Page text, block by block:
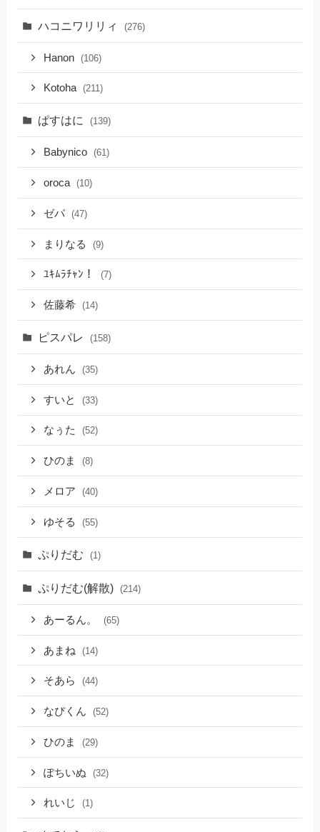
ハコニワリリィ (276)
Hanon (106)
Kotoha (211)
ぱすはに (139)
Babynico (61)
oroca (10)
ゼパ (47)
まりなる (9)
ﾕｷﾑﾗﾁｬﾝ！ (7)
佐藤希 (14)
ピスパレ (158)
あれん (35)
すいと (33)
なぅた (52)
ひのま (8)
メロア (40)
ゆそる (55)
ぷりだむ (1)
ぷりだむ(解散) (214)
あーるん。 (65)
あまね (14)
そあら (44)
なぴくん (52)
ひのま (29)
ぽちいぬ (32)
れいじ (1)